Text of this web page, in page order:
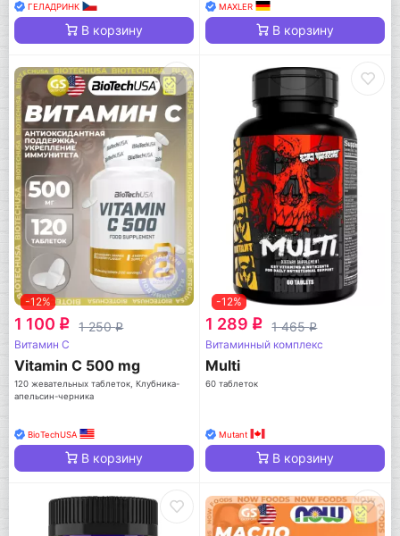
ГЕЛАДРИНК
В корзину
MAXLER
В корзину
-12%
1 100 q 1 250q
Витамин C
Vitamin C 500 mg
120 жевательных таблеток, Клубника-
апельсин-черника
BioTechUSA
В корзину
-12%
1 289 q 1 465q
Витаминный комплекс
Multi
60 таблеток
Mutant
В корзину